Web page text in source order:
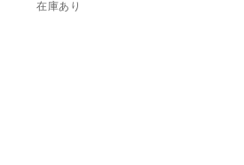
在庫あり